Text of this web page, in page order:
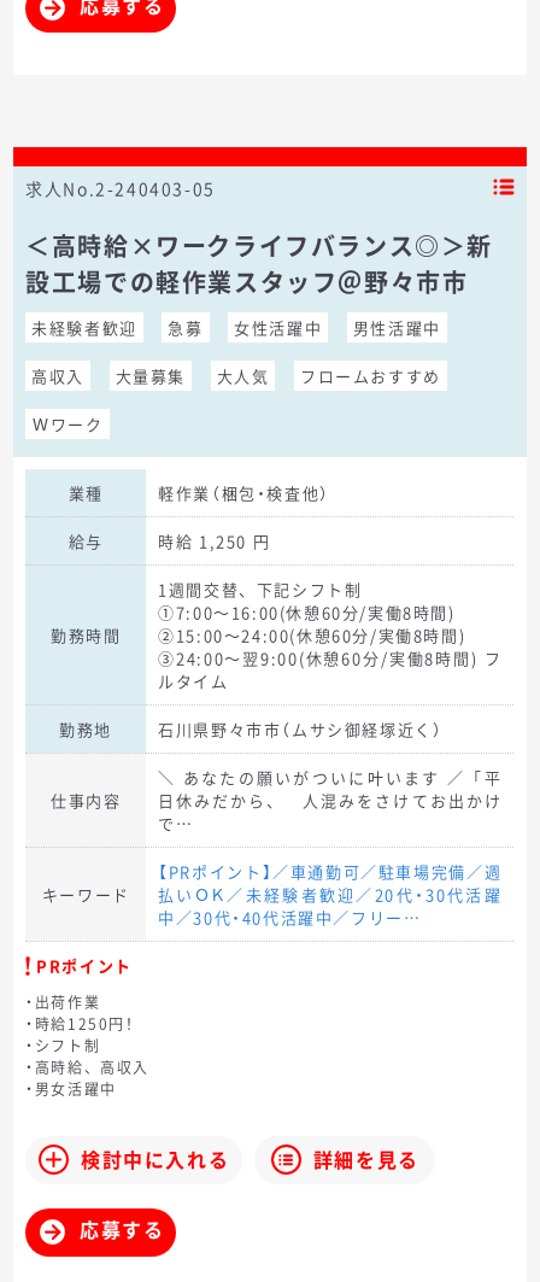
求人No.2-240403-05
＜高時給×ワークライフバランス◎＞新
設工場での軽作業スタッフ＠野々市市
未経験者歓迎 急募 女性活躍中 男性活躍中
高収入 大量募集 大人気 フロームおすすめ
Ｗワーク
業種 軽作業（梱包・検査他）
給与 時給 1,250 円
勤務時間
1週間交替、下記シフト制
①7:00～16:00(休憩60分/実働8時間)
②15:00～24:00(休憩60分/実働8時間)
③24:00～翌9:00(休憩60分/実働8時間) フ
ルタイム
勤務地 石川県野々市市（ムサシ御経塚近く）
仕事内容
＼ あなたの願いがついに叶います ／「平
日休みだから、 人混みをさけてお出かけ
で…
キーワード
【PRポイント】／車通勤可／駐車場完備／週
払いＯＫ／未経験者歓迎／20代・30代活躍
中／30代・40代活躍中／フリー…
PRポイント
・出荷作業
・時給1250円！
・シフト制
・高時給、高収入
・男女活躍中
検討中に入れる 詳細を見る
応募する